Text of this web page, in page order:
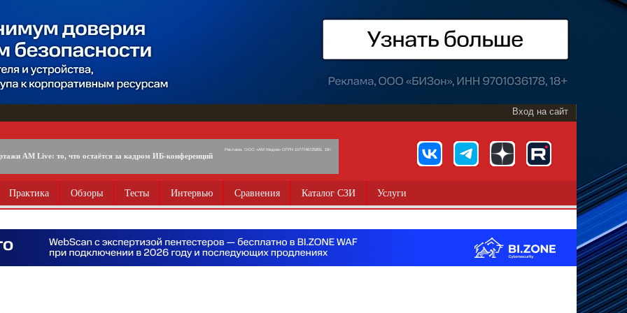
Вход на сайт
AM Live: то, что остаётся за кадром ИБ-конференций
Реклама. ООО «АМ Медиа» ОГРН 1077746725891, 18+
Практика Обзоры Тесты Интервью Сравнения Каталог СЗИ Услуги